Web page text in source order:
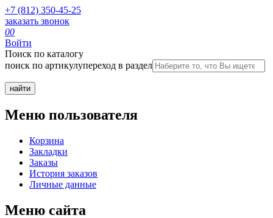
+7 (812) 350-45-25
заказать звонок
00
Войти
Поиск по каталогу
поиск по артикулупереход в раздел
Меню пользователя
Корзина
Закладки
Заказы
История заказов
Личные данные
Меню сайта